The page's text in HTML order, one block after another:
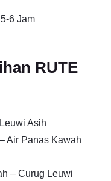
6 Jam
RUTE
Asih
Air Panas Kawah
– Curug Leuwi